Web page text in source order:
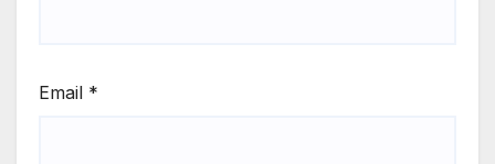
Email *